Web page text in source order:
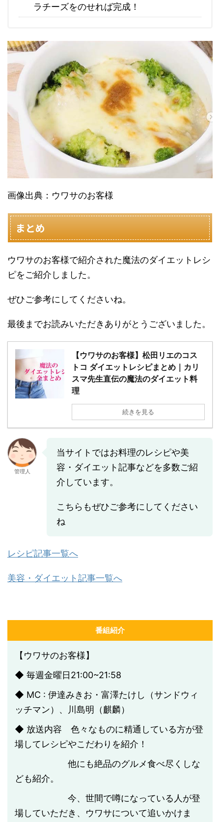
ラチーズをのせれば完成！
画像出典：ウワサのお客様
まとめ
ウワサのお客様で紹介された魔法のダイエットレシ
ピをご紹介しました。
ぜひご参考にしてくださいね。
最後までお読みいただきありがとうございました。
【ウワサのお客様】松田リエのコス
トコ ダイエットレシピまとめ｜カリ
スマ先生直伝の魔法のダイエット料
理
続きを見る
管理人
当サイトではお料理のレシピや美
容・ダイエット記事などを多数ご紹
介しています。
こちらもぜひご参考にしてください
ね
レシピ記事一覧へ
美容・ダイエット記事一覧へ
番組紹介
【ウワサのお客様】
◆ 毎週金曜日21:00~21:58
◆ MC : 伊達みきお・富澤たけし（サンドウィ
ッチマン）、川島明（麒麟）
◆ 放送内容 色々なものに精通している方が登
場してレシピやこだわりを紹介！
他にも絶品のグルメ食べ尽くしな
ども紹介。
今、世間で噂になっている人が登
場していただき、ウワサについて追いかけま